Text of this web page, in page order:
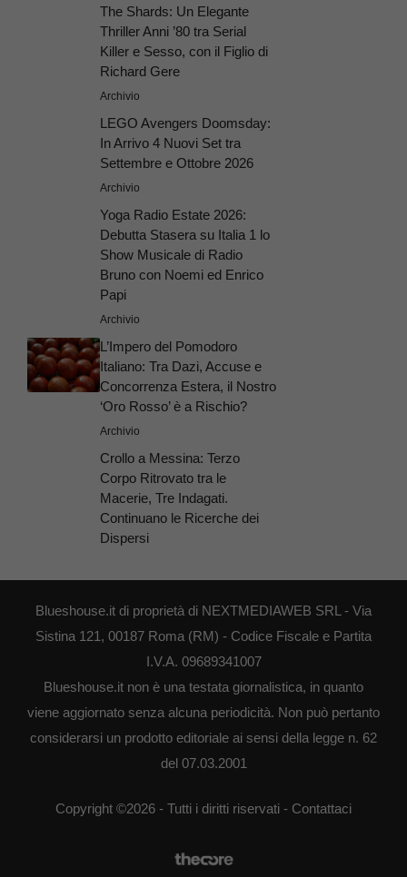
The Shards: Un Elegante
Thriller Anni ’80 tra Serial
Killer e Sesso, con il Figlio di
Richard Gere
Archivio
LEGO Avengers Doomsday:
In Arrivo 4 Nuovi Set tra
Settembre e Ottobre 2026
Archivio
Yoga Radio Estate 2026:
Debutta Stasera su Italia 1 lo
Show Musicale di Radio
Bruno con Noemi ed Enrico
Papi
Archivio
L’Impero del Pomodoro
Italiano: Tra Dazi, Accuse e
Concorrenza Estera, il Nostro
‘Oro Rosso’ è a Rischio?
Archivio
Crollo a Messina: Terzo
Corpo Ritrovato tra le
Macerie, Tre Indagati.
Continuano le Ricerche dei
Dispersi
Blueshouse.it di proprietà di NEXTMEDIAWEB SRL - Via
Sistina 121, 00187 Roma (RM) - Codice Fiscale e Partita
I.V.A. 09689341007
Blueshouse.it non è una testata giornalistica, in quanto
viene aggiornato senza alcuna periodicità. Non può pertanto
considerarsi un prodotto editoriale ai sensi della legge n. 62
del 07.03.2001
Copyright ©2026 - Tutti i diritti riservati - Contattaci